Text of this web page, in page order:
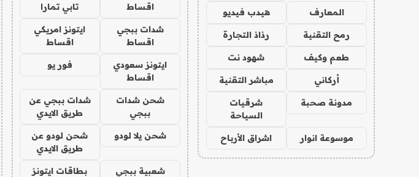
المعارف هيدب فيديو
رمح التقنية رذاذ التجارة
طعم وكيف شهود نت
أركاني مباشر التقنية
مدونة صحبة
شرقيات
السياحة
موسوعة انوار اشراق الأرباح
اقساط
تابي تمارا
شدات ببجي
اقساط
ايتونز امريكي
اقساط
ايتونز سعودي
اقساط
فور يو
شحن شدات
ببجي
شدات ببجي عن
طريق الايدي
شحن يلا لودو
شحن لودو عن
طريق الايدي
شعبية ببجي بطاقات ايتونز